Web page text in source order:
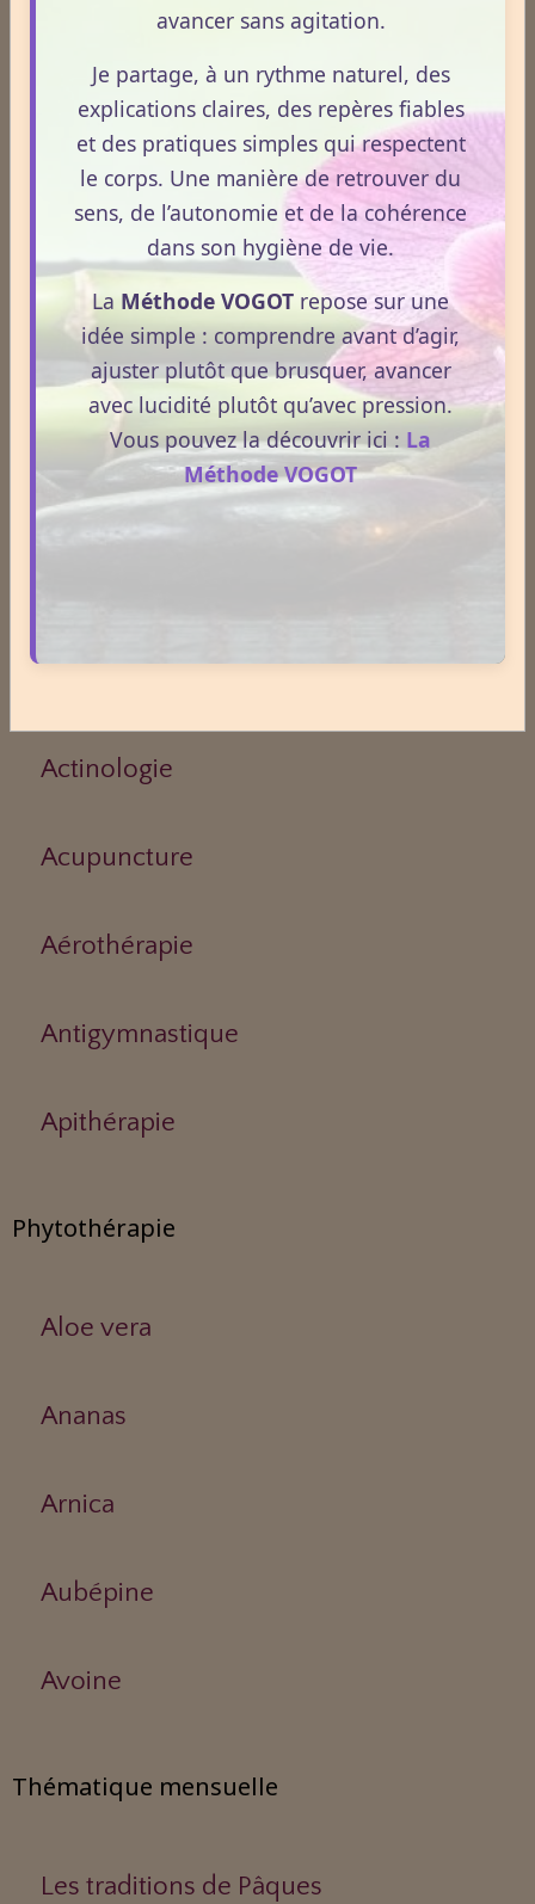
Plantes / affections
Acouphènes
Addiction
Allergies
Aphrodisiaque
Médecines Douces
Actinologie
Acupuncture
Aérothérapie
Antigymnastique
Apithérapie
Phytothérapie
Aloe vera
Ananas
Arnica
Aubépine
Avoine
Thématique mensuelle
Les traditions de Pâques
avancer sans agitation.
Je partage, à un rythme naturel, des
explications claires, des repères fiables
et des pratiques simples qui respectent
le corps. Une manière de retrouver du
sens, de l’autonomie et de la cohérence
dans son hygiène de vie.
La Méthode VOGOT repose sur une
idée simple : comprendre avant d’agir,
ajuster plutôt que brusquer, avancer
avec lucidité plutôt qu’avec pression.
Vous pouvez la découvrir ici : La
Méthode VOGOT